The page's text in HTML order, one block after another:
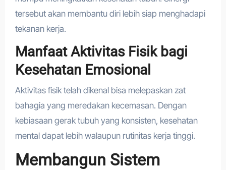
tersebut akan membantu diri lebih siap menghadapi
tekanan kerja.
Manfaat Aktivitas Fisik bagi
Kesehatan Emosional
Aktivitas fisik telah dikenal bisa melepaskan zat
bahagia yang meredakan kecemasan. Dengan
kebiasaan gerak tubuh yang konsisten, kesehatan
mental dapat lebih walaupun rutinitas kerja tinggi.
Membangun Sistem